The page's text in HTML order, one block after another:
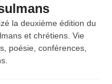
la deuxième édition du
et chrétiens. Vie
poésie, conférences,